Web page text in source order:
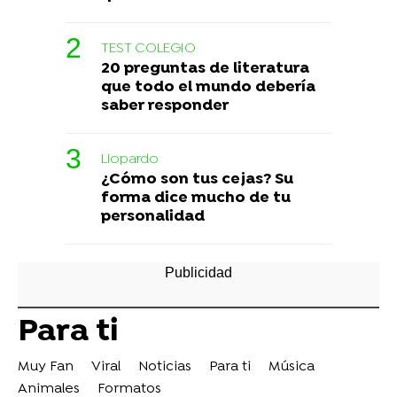
TEST COLEGIO
20 preguntas de literatura
que todo el mundo debería
saber responder
Liopardo
¿Cómo son tus cejas? Su
forma dice mucho de tu
personalidad
Para ti
Muy Fan Viral Noticias Para ti
Música
Animales
Formatos